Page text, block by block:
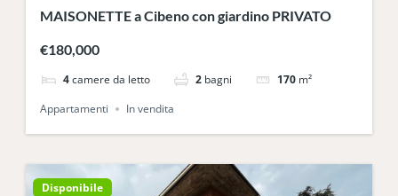
MAISONETTE a Cibeno con giardino PRIVATO
€180,000
4 camere da letto 2 bagni 170 m²
Appartamenti
In vendita
Disponibile